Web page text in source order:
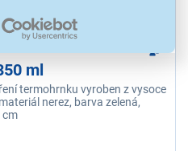
ml
termohrnku vyroben z vysoce
nerez, barva zelená,
cm